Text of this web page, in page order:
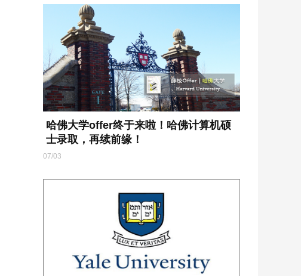
哈佛大学offer终于来啦！哈佛计算机硕
士录取，再续前缘！
07/03